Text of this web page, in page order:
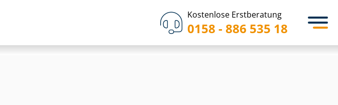
Kostenlose Erstberatung
0158 - 886 535 18